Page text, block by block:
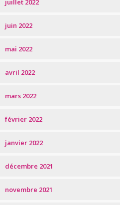
juillet 2022
juin 2022
mai 2022
avril 2022
mars 2022
février 2022
janvier 2022
décembre 2021
novembre 2021